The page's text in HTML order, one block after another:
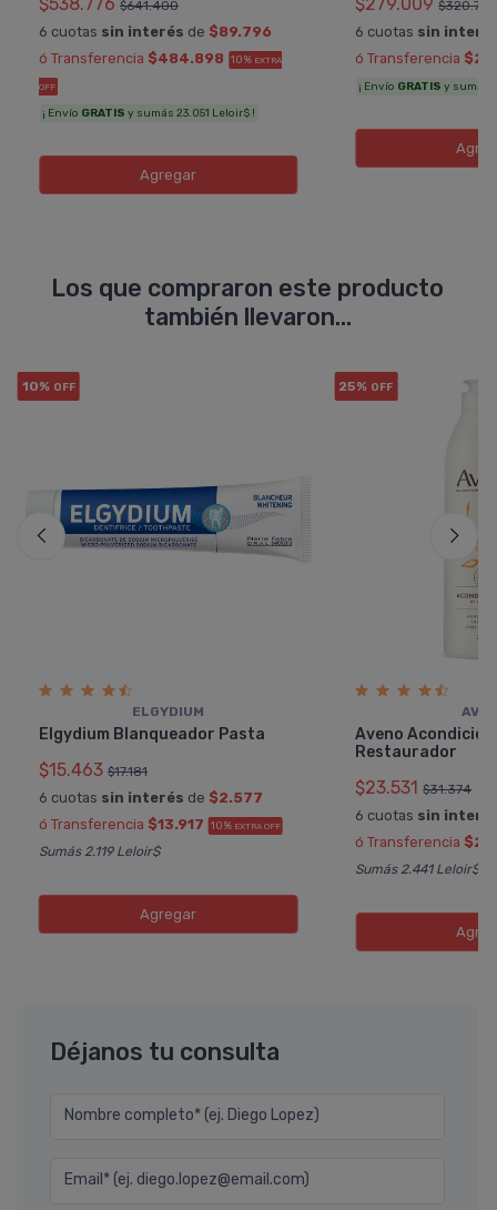
$538.776 $641.400
6 cuotas sin interés de $89.796
ó Transferencia $484.898 10% EXTRA
OFF
¡ Envío GRATIS y sumás 23.051 Leloir$ !
Agregar
$279.009
6 cuotas sin
ó Transferencia
¡ Envío GRATIS y sumás
Los que compraron este producto
también llevaron...
10% OFF
ELGYDIUM
Elgydium Blanqueador Pasta
$15.463 $17.181
6 cuotas sin interés de $2.577
ó Transferencia $13.917 10% EXTRA OFF
Sumás 2.119 Leloir$
Agregar
25% OFF
Aveno
Restaurador
$23.531 $31.374
6 cuotas sin
ó Transferencia
Sumás 2.441 Leloir$
Déjanos tu consulta
Nombre completo* (ej. Diego Lopez)
Email* (ej. diego.lopez@email.com)